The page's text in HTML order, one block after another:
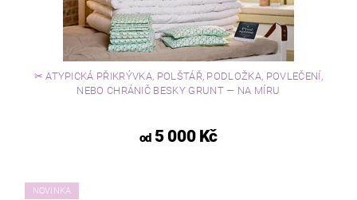
✂ ATYPICKÁ PŘIKRÝVKA, POLŠTÁŘ, PODLOŽKA, POVLEČENÍ,
NEBO CHRÁNIČ BESKY GRUNT — NA MÍRU
od5 000 Kč
NOVINKA